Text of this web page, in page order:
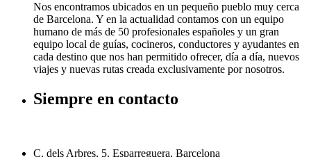
Nos encontramos ubicados en un pequeño pueblo muy cerca
de Barcelona. Y en la actualidad contamos con un equipo
humano de más de 50 profesionales españoles y un gran
equipo local de guías, cocineros, conductores y ayudantes en
cada destino que nos han permitido ofrecer, día a día, nuevos
viajes y nuevas rutas creada exclusivamente por nosotros.
Siempre en contacto
C. dels Arbres, 5. Esparreguera, Barcelona